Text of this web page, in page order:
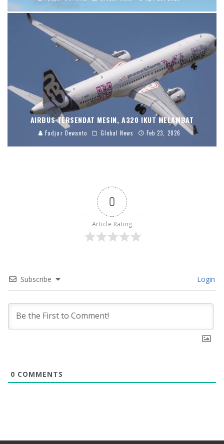
AIRBUS TERSENDAT MESIN, A320 IKUT MELAMBAT
Fadjar Dewanto Global News Feb 23, 2026
0
Article Rating
Subscribe Login
0 COMMENTS